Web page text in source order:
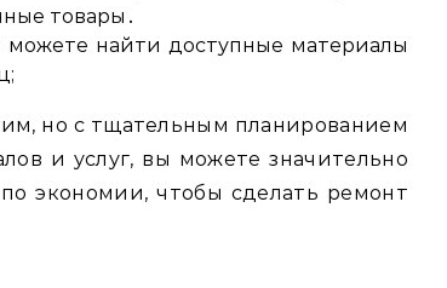
товары․
можете найти доступные материалы
но с тщательным планированием
и услуг, вы можете значительно
экономии, чтобы сделать ремонт